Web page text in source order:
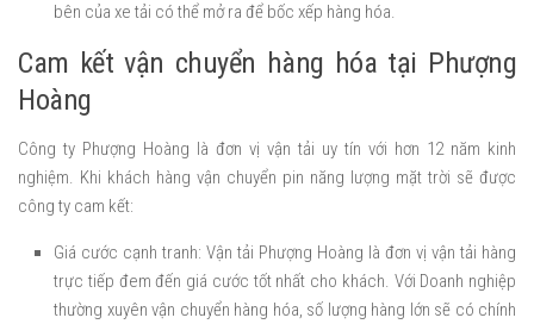
bên của xe tải có thể mở ra để bốc xếp hàng hóa.
Cam kết vận chuyển hàng hóa tại Phượng
Hoàng
Công ty Phượng Hoàng là đơn vị vận tải uy tín với hơn 12 năm kinh
nghiệm. Khi khách hàng vận chuyển pin năng lượng mặt trời sẽ được
công ty cam kết:
Giá cước cạnh tranh: Vận tải Phượng Hoàng là đơn vị vận tải hàng
trực tiếp đem đến giá cước tốt nhất cho khách. Với Doanh nghiệp
thường xuyên vận chuyển hàng hóa, số lượng hàng lớn sẽ có chính